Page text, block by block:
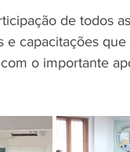
de todos
e capacitações
o importante